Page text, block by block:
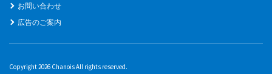
お問い合わせ
広告のご案内
Copyright 2026 Chanois All rights reserved.